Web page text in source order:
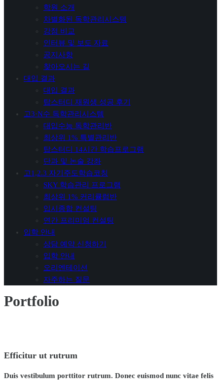
학원 소개
차별화된 독학관리시스템
강점 비교
인터뷰 및 보도 자료
공지사항
찾아오시는 길
대입 결과
대입 결과
탑스터디 재원생 성공 후기
고3·N수 독학관리시스템
대입수능 독학관리반
최상위 1% 특별관리반
탑스터디 14시간 학습프로그램
단과 및 논술 강좌
고1,2.3 자기주도학습코칭
SKY 학습관리 프로그램
최상위 1% 커리큘럼반
입시종합 컨설팅
연간 프리미엄 컨설팅
입학 안내
상담 예약 신청하기
입학 안내
오리엔테이션
자주하는 질문
Portfolio
Efficitur ut rutrum
Duis vestibulum porttitor rutrum. Donec euismod nunc vitae felis